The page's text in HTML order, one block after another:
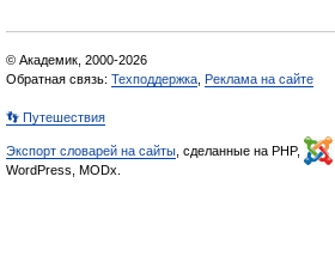
© Академик, 2000-2026
Обратная связь: Техподдержка Реклама на сайте
👣 Путешествия
Экспорт словарей на сайты , сделанные на PHP,
WordPress, MODx.